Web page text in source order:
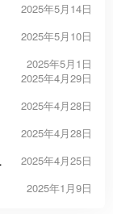
2025年5月14日
2025年5月10日
2025年5月1日
2025年4月29日
2025年4月28日
2025年4月28日
2025年4月25日
2025年1月9日